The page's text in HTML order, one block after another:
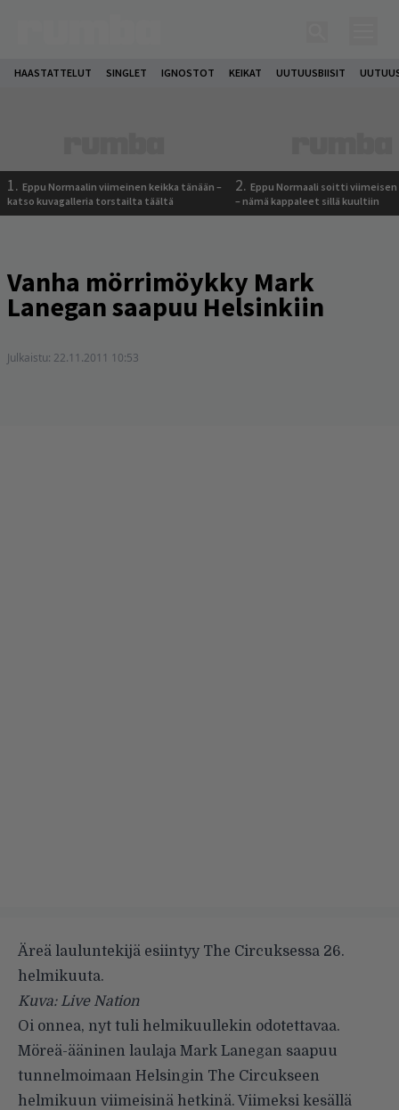
HAASTATTELUT SINGLET IGNOSTOT KEIKAT UUTUUSBIISIT
1. Eppu Normaalin viimeinen keikka tänään –
katso kuvagalleria torstailta täältä
2. Eppu Normaali soitti viimeisen
– nämä kappaleet sillä kuultiin
Vanha mörrimöykky Mark
Lanegan saapuu Helsinkiin
Julkaistu: 22.11.2011 10:53
Äreä lauluntekijä esiintyy The Circuksessa 26.
helmikuuta.
Kuva: Live Nation
Oi onnea, nyt tuli helmikuullekin odotettavaa.
Möreä-ääninen laulaja Mark Lanegan saapuu
tunnelmoimaan Helsingin The Circukseen
helmikuun viimeisinä hetkinä. Viimeksi kesällä